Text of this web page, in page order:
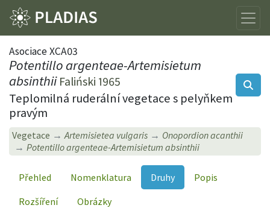
Asociace XCA03
Potentillo argenteae-Artemisietum
absinthii Faliński 1965
Teplomilná ruderální vegetace s pelyňkem
pravým
Vegetace Artemisietea vulgaris
Onopordion acanthii
Potentillo argenteae-Artemisietum absinthii
Přehled Nomenklatura Druhy
Popis
Rozšíření
Obrázky